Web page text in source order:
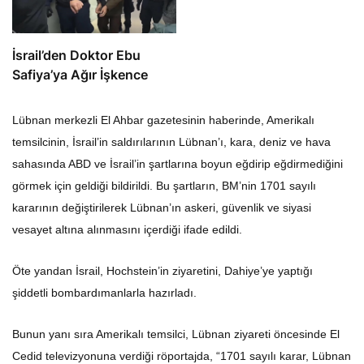
İsrail’den Doktor Ebu
Safiya’ya Ağır İşkence
Lübnan merkezli El Ahbar gazetesinin haberinde, Amerikalı
temsilcinin, İsrail’in saldırılarının Lübnan’ı, kara, deniz ve hava
sahasında ABD ve İsrail’in şartlarına boyun eğdirip eğdirmediğini
görmek için geldiği bildirildi. Bu şartların, BM’nin 1701 sayılı
kararının değiştirilerek Lübnan’ın askeri, güvenlik ve siyasi
vesayet altına alınmasını içerdiği ifade edildi.
Öte yandan İsrail, Hochstein’in ziyaretini, Dahiye’ye yaptığı
şiddetli bombardımanlarla hazırladı.
Bunun yanı sıra Amerikalı temsilci, Lübnan ziyareti öncesinde El
Cedid televizyonuna verdiği röportajda, “1701 sayılı karar, Lübnan